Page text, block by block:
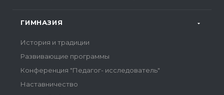
ГИМНАЗИЯ
История и традиции
Развивающие программы
Конференция "Педагог- исследователь"
Наставничество